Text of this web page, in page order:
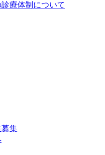
療体制について
募集